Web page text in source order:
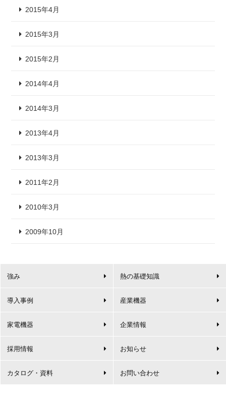
2015年4月
2015年3月
2015年2月
2014年4月
2014年3月
2013年4月
2013年3月
2011年2月
2010年3月
2009年10月
強み 熱の基礎知識
導入事例 産業機器
家電機器 企業情報
採用情報 お知らせ
カタログ・資料 お問い合わせ